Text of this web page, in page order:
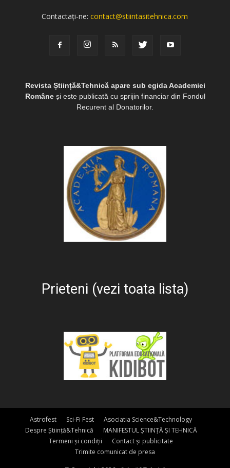
Contactați-ne:contact@stiintasitehnica.com
Revista Știință&Tehnică apare sub egida Academiei
Româneși este publicată cu sprijin financiar din Fondul
Recurent al Donatorilor.
Prieteni (vezi toata lista)
Astrofest Sci-Fi Fest
Asociatia Science&Technology
Despre Știință&Tehnică
MANIFESTUL ȘTIINȚĂ ȘI TEHNICĂ
Termeni și condiții
Contact și publicitate
Trimite comunicat de presa